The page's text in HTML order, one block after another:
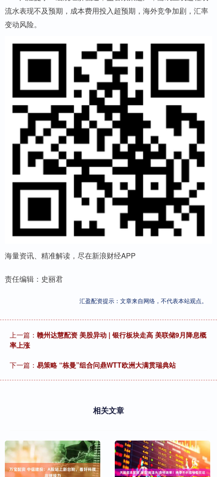
流水表现不及预期，成本费用投入超预期，海外竞争加剧，汇率
变动风险。
海量资讯、精准解读，尽在新浪财经APP
责任编辑：史丽君
汇盈配资提示：文章来自网络，不代表本站观点。
上一篇： 赣州达慧配资 美股异动 | 银行板块走高 美联储9月降息概
率上涨
下一篇： 易策略 “栋曼”组合问鼎WTT欧洲大满贯瑞典站
相关文章